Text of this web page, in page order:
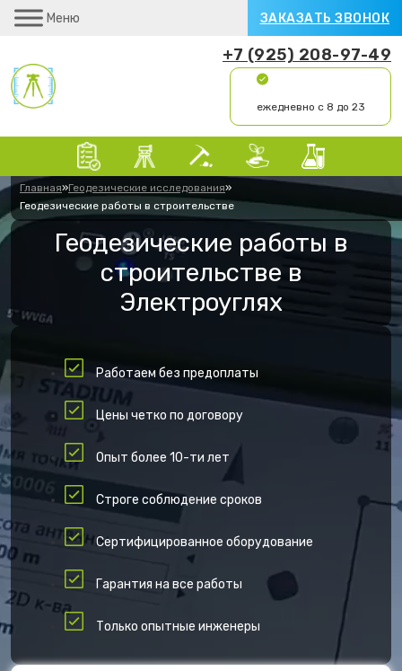
Меню ЗАКАЗАТЬ ЗВОНОК
+7 (925) 208-97-49
ежедневно с 8 до 23
Главная»Геодезические исследования»
Геодезические работы в строительстве
Геодезические работы в
строительстве в
Электроуглях
Работаем без предоплаты
Цены четко по договору
Опыт более 10-ти лет
Строге соблюдение сроков
Сертифицированное оборудование
Гарантия на все работы
Только опытные инженеры